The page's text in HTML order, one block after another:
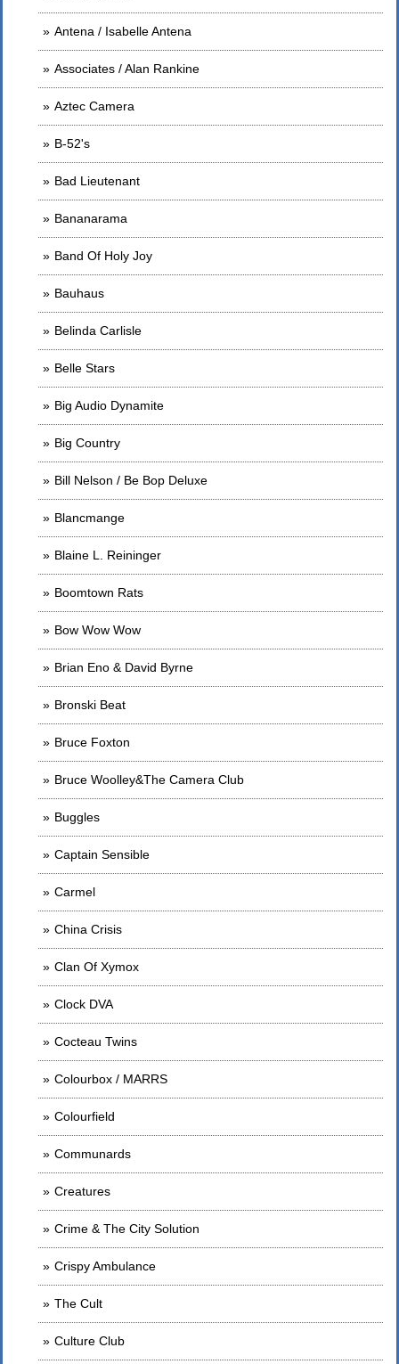
Antena / Isabelle Antena
Associates / Alan Rankine
Aztec Camera
B-52's
Bad Lieutenant
Bananarama
Band Of Holy Joy
Bauhaus
Belinda Carlisle
Belle Stars
Big Audio Dynamite
Big Country
Bill Nelson / Be Bop Deluxe
Blancmange
Blaine L. Reininger
Boomtown Rats
Bow Wow Wow
Brian Eno & David Byrne
Bronski Beat
Bruce Foxton
Bruce Woolley&The Camera Club
Buggles
Captain Sensible
Carmel
China Crisis
Clan Of Xymox
Clock DVA
Cocteau Twins
Colourbox / MARRS
Colourfield
Communards
Creatures
Crime & The City Solution
Crispy Ambulance
The Cult
Culture Club